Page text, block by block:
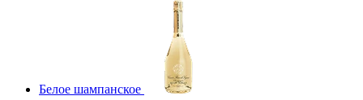
Белое шампанское